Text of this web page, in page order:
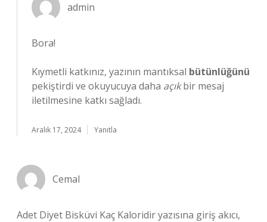
admin
Bora!
Kıymetli katkınız, yazının mantıksal bütünlüğünü
pekiştirdi ve okuyucuya daha açıkbir mesaj
iletilmesine katkı sağladı.
Aralık 17, 2024 Yanıtla
Cemal
Adet Diyet Bisküvi Kaç Kaloridir yazısına giriş akıcı,